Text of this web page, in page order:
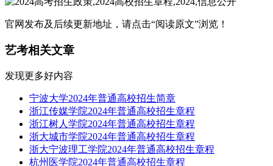
官网发布及后续更新地址，请点击“阅读原文”浏览！
艺考相关文章
发现更多好内容
宁波大学2024年普通高校招生简章
浙江传媒学院2024年普通高校招生章程
浙江树人学院2024年普通高校招生章程
浙大城市学院2024年普通高校招生章程
浙大宁波理工学院2024年普通高校招生章程
杭州医学院2024年普通高校招生章程